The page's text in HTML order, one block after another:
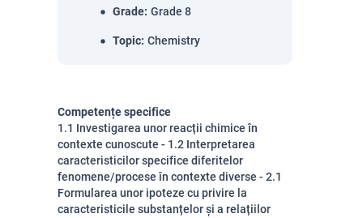
Grade: Grade 8
Topic: Chemistry
Competențe specifice
1.1 Investigarea unor reacții chimice în
contexte cunoscute - 1.2 Interpretarea
caracteristicilor specifice diferitelor
fenomene/procese în contexte diverse - 2.1
Formularea unor ipoteze cu privire la
caracteristicile substanțelor și a relațiilor